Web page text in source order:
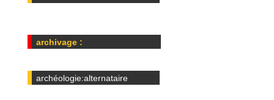
archivage :
archéologie:alternataire